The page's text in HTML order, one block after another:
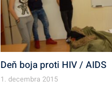
Deň boja proti HIV / AIDS
1. decembra 2015